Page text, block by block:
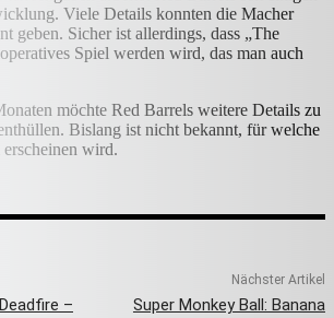
Viele Details konnten die Macher
geben. Sicher ist allerdings, dass „The
Spiel werden wird, das man auch
möchte Red Barrels weitere Details zu
Bislang ist nicht bekannt, für welche
erscheinen wird.
–
Nächster Artikel
Super Monkey Ball: Banana